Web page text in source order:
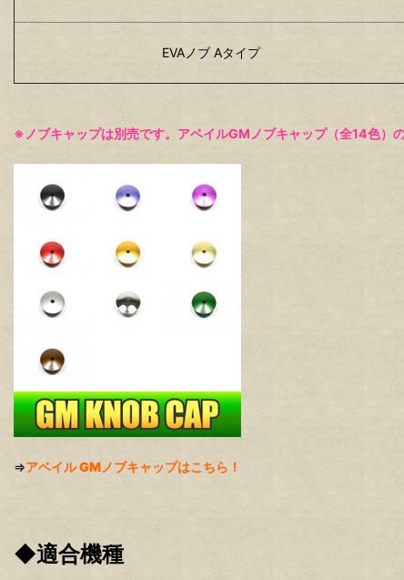
EVAノブ Aタイプ
※ノブキャップは別売です。アベイルGMノブキャップ（全14色）
⇒アベイル GMノブキャップはこちら！
◆適合機種